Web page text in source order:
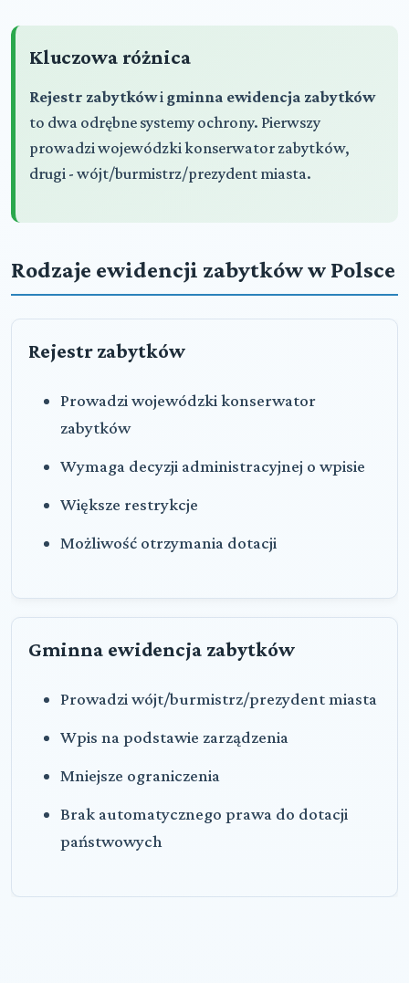
Kluczowa różnica
Rejestr zabytkówi gminna ewidencja zabytków
to dwa odrębne systemy ochrony. Pierwszy
prowadzi wojewódzki konserwator zabytków,
drugi - wójt/burmistrz/prezydent miasta.
Rodzaje ewidencji zabytków w Polsce
Rejestr zabytków
Prowadzi wojewódzki konserwator
zabytków
Wymaga decyzji administracyjnej o wpisie
Większe restrykcje
Możliwość otrzymania dotacji
Gminna ewidencja zabytków
Prowadzi wójt/burmistrz/prezydent miasta
Wpis na podstawie zarządzenia
Mniejsze ograniczenia
Brak automatycznego prawa do dotacji
państwowych